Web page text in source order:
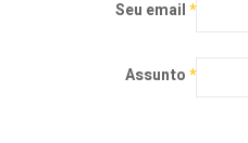
Seu email*
Assunto*